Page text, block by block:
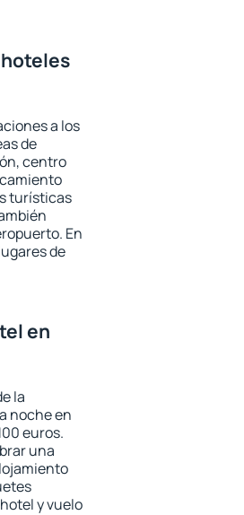
a los
de
centro
turísticas
En
de
en
la
noche en
euros.
una
y vuelo